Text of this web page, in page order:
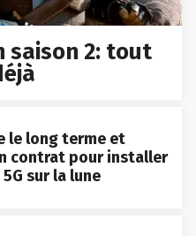
saison 2: tout
le long terme et
contrat pour installer
sur la lune